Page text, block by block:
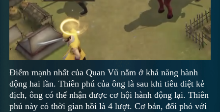
Điểm mạnh nhất của Quan Vũ nằm ở khả năng hành
động hai lần. Thiên phú của ông là sau khi tiêu diệt kẻ
địch, ông có thể nhận được cơ hội hành động lại. Thiên
phú này có thời gian hồi là 4 lượt. Cơ bản, đối phó với